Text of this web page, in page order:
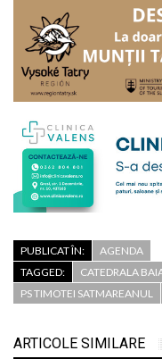
PUBLICAT ÎN:
AGENDA
TAGGED:
CATEDRALA
PS TIMOTEI SATMAREANUL
ARTICOLE SIMILARE